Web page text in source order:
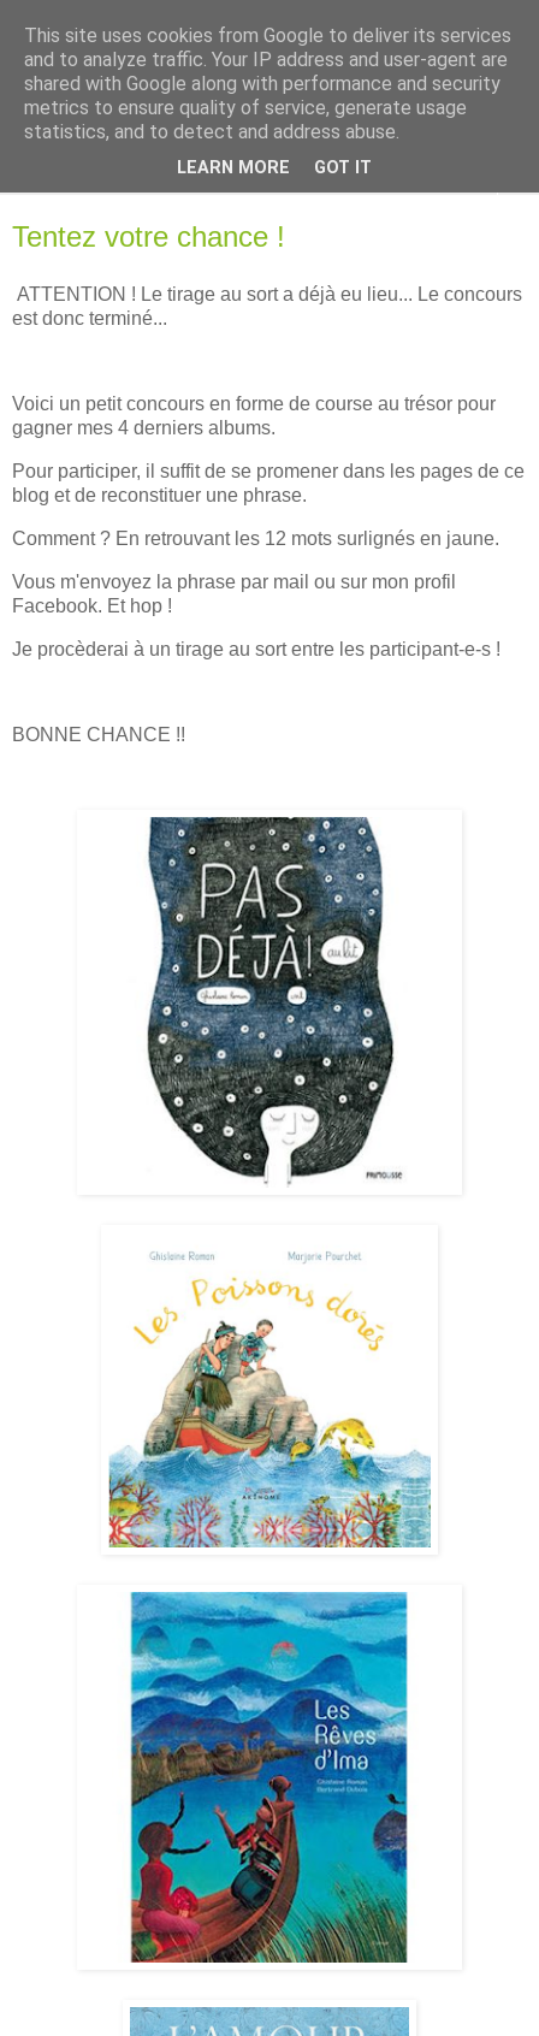
Ghislaine Roman
Autrice pour futurs et jeunes lecteurs
Tentez votre chance !
ATTENTION ! Le tirage au sort a déjà eu lieu... Le concours
est donc terminé...
Voici un petit concours en forme de course au trésor pour
gagner mes 4 derniers albums.
Pour participer, il suffit de se promener dans les pages de ce
blog et de reconstituer une phrase.
Comment ? En retrouvant les 12 mots surlignés en jaune.
Vous m'envoyez la phrase par mail ou sur mon profil
Facebook. Et hop !
Je procèderai à un tirage au sort entre les participant-e-s !
BONNE CHANCE !!
This site uses cookies from Google to deliver its services
and to analyze traffic. Your IP address and user-agent are
shared with Google along with performance and security
metrics to ensure quality of service, generate usage
statistics, and to detect and address abuse.
LEARN MORE GOT IT